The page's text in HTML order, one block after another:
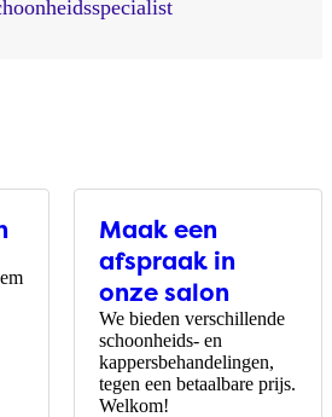
Maak een
afspraak in
onze salon
We bieden verschillende
schoonheids- en
kappersbehandelingen,
tegen een betaalbare prijs.
Welkom!